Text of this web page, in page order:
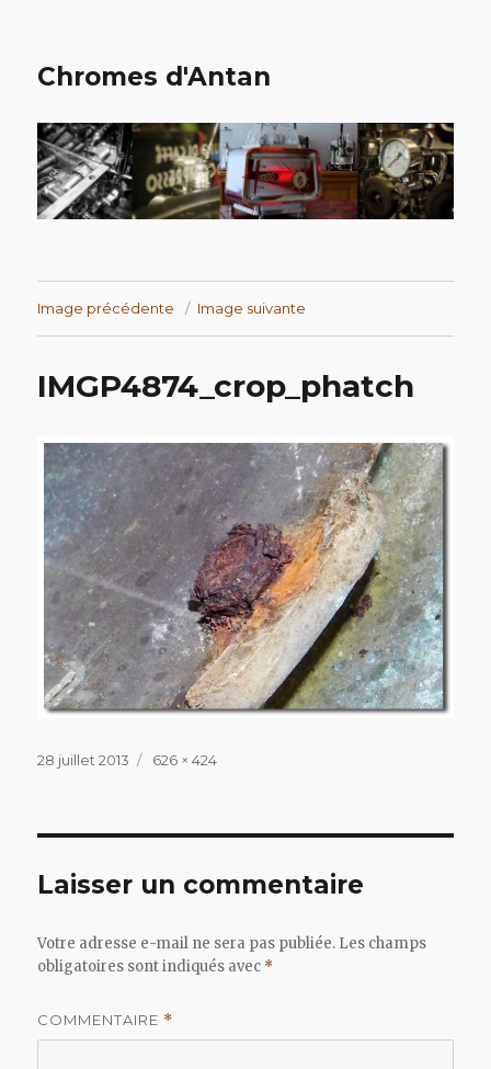
Chromes d'Antan
Image précédente Image suivante
IMGP4874_crop_phatch
Publié
28 juillet 2013
Taille
626 × 424
Laisser un commentaire
Votre adresse e-mail ne sera pas publiée. Les champs
obligatoires sont indiqués avec *
COMMENTAIRE *